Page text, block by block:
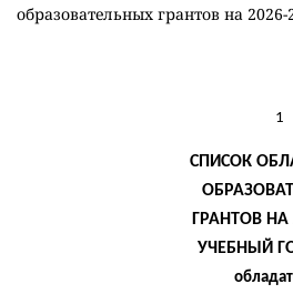
образовательных грантов на